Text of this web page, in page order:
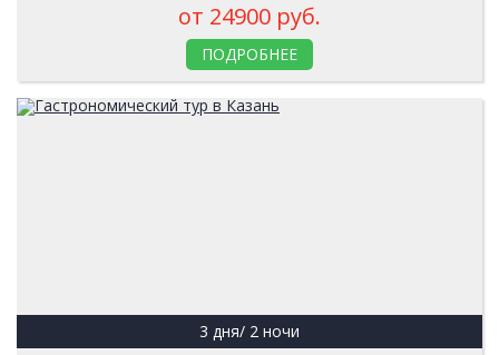
от 24900 руб.
ПОДРОБНЕЕ
3 дня/ 2 ночи